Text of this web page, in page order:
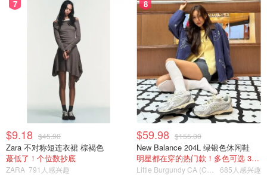
7
$9.18 $45.90
Zara 不对称短连衣裙 棕褐色
蕞低了！个位数抄底
ZARA 791人感兴趣
8
$59.98 $155.00
New Balance 204L 绿银色休闲鞋
明星都在穿的热门款！多色可选 3.8折
685人感兴趣